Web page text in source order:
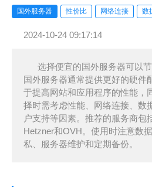
国外服务器 性价比 网络连接 数
2024-10-24 09:17:14
选择便宜的国外服务器可以
国外服务器通常提供更好的硬件
于提高网站和应用程序的性能，
择时需考虑性能、网络连接、数
户支持等因素。推荐的服务商包
Hetzner和OVH。使用时注意数
私、服务器维护和定期备份。